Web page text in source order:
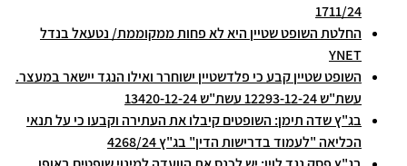
1711/24
החלטת השופט שטיין היא לא פחות ממקוממת/ נטעאל בנדל
YNET
השופט שטיין קבע כי פלדשטיין ישוחרר ואילו הנגד יישאר במעצר.
עשת"ש 12293-12-24 עשת"ש 13420-12-24
בג"ץ שדה תימן: השופטים קיבלו את העתירה וקבעו כי על תנאי
הכליאה "לעמוד בדרישות הדין" בג"ץ 4268/24